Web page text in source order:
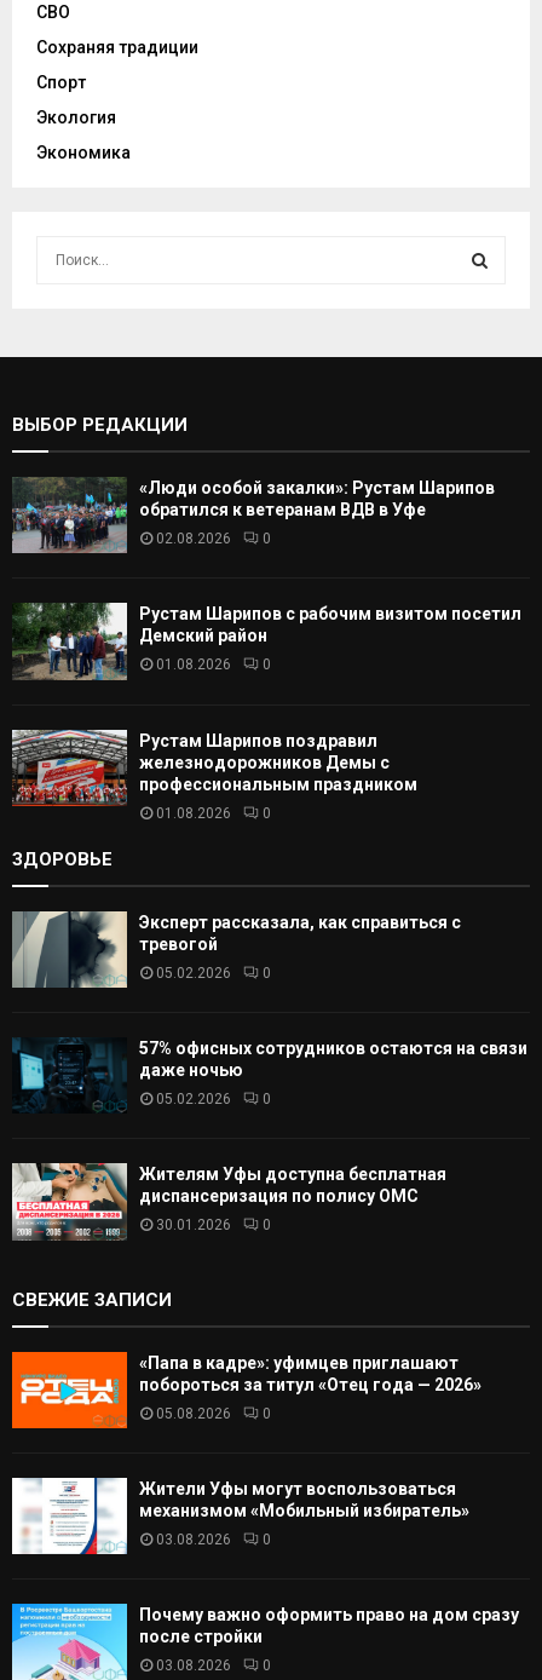
СВО
Сохраняя традиции
Спорт
Экология
Экономика
С
А
ВЫБОР РЕДАКЦИИ
«Люди особой закалки»: Рустам Шарипов
обратился к ветеранам ВДВ в Уфе
02.08.2026 0
Рустам Шарипов с рабочим визитом посетил
Демский район
01.08.2026 0
Рустам Шарипов поздравил
железнодорожников Демы с
профессиональным праздником
01.08.2026 0
ЗДОРОВЬЕ
Эксперт рассказала, как справиться с
тревогой
05.02.2026 0
57% офисных сотрудников остаются на связи
даже ночью
05.02.2026 0
Жителям Уфы доступна бесплатная
диспансеризация по полису ОМС
30.01.2026 0
СВЕЖИЕ ЗАПИСИ
«Папа в кадре»: уфимцев приглашают
побороться за титул «Отец года — 2026»
05.08.2026 0
Жители Уфы могут воспользоваться
механизмом «Мобильный избиратель»
03.08.2026 0
Почему важно оформить право на дом сразу
после стройки
03.08.2026 0